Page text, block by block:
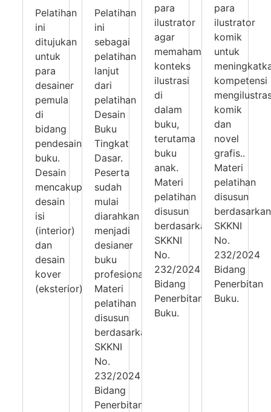
Pelatihan
ini
ditujukan
untuk
para
desainer
pemula
di
bidang
pendesainan
buku.
Desain
mencakup
desain
isi
(interior)
dan
desain
kover
(eksterior).
Pelatihan
ini
sebagai
pelatihan
lanjut
dari
pelatihan
Desain
Buku
Tingkat
Dasar.
Peserta
sudah
mulai
diarahkan
menjadi
desianer
buku
profesional.
Materi
pelatihan
disusun
berdasarkan
SKKNI
No.
232/2024
Bidang
Penerbitan
para
ilustrator
agar
memahami
konteks
ilustrasi
di
dalam
buku,
terutama
buku
anak.
Materi
pelatihan
disusun
berdasarkan
SKKNI
No.
232/2024
Bidang
Penerbitan
Buku.
para
ilustrator
komik
untuk
kompetensi
komik
dan
novel
grafis..
Materi
pelatihan
disusun
berdasarkan
SKKNI
No.
232/2024
Bidang
Penerbitan
Buku.